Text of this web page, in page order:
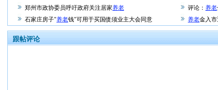
郑州市政协委员呼吁政府关注居家养老 评论： 养老
石家庄房子"养老钱"可用于买国债须业主大会同意 养老金入
跟帖评论